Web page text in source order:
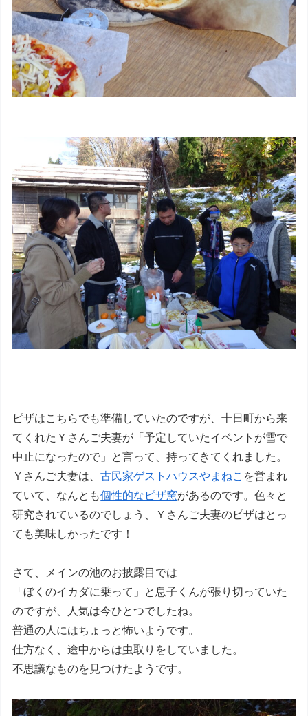
ピザはこちらでも準備していたのですが、十日町から来
てくれたＹさんご夫妻が「予定していたイベントが雪で
中止になったので」と言って、持ってきてくれました。
Ｙさんご夫妻は、古民家ゲストハウスやまねこ を営まれ
ていて、なんとも個性的なピザ窯があるのです。色々と
研究されているのでしょう、Ｙさんご夫妻のピザはとっ
ても美味しかったです！
さて、メインの池のお披露目では
「ぼくのイカダに乗って」と息子くんが張り切っていた
のですが、人気は今ひとつでしたね。
普通の人にはちょっと怖いようです。
仕方なく、途中からは虫取りをしていました。
不思議なものを見つけたようです。